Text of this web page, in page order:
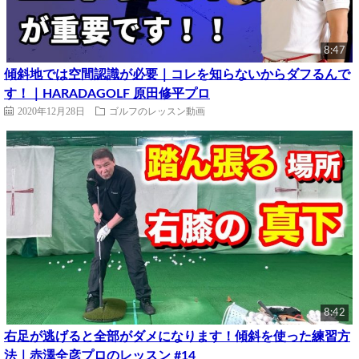
8:47
傾斜地では空間認識が必要｜コレを知らないからダフるんで
す！｜HARADAGOLF 原田修平プロ
2020年12月28日 ゴルフのレッスン動画
8:42
右足が逃げると全部がダメになります！傾斜を使った練習方
法｜赤澤全彦プロのレッスン #14